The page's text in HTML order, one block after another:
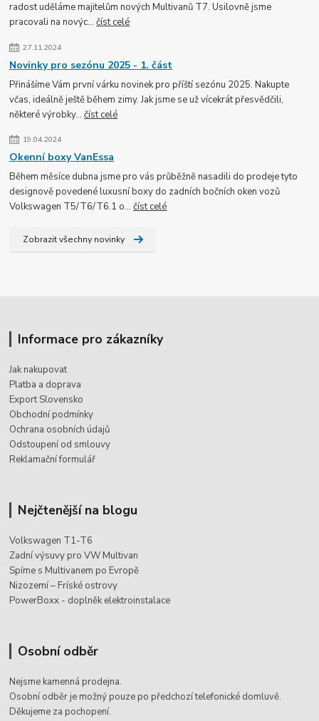
radost uděláme majitelům nových Multivanů T7. Usilovně jsme
pracovali na novýc...číst celé
27.11.2024
Novinky pro sezónu 2025 - 1. část
Přinášíme Vám první várku novinek pro příští sezónu 2025. Nakupte
včas, ideálně ještě během zimy. Jak jsme se už vícekrát přesvědčili,
některé výrobky...číst celé
19.04.2024
Okenní boxy VanEssa
Během měsíce dubna jsme pro vás průběžně nasadili do prodeje tyto
designově povedené luxusní boxy do zadních bočních oken vozů
Volkswagen T5/T6/T6.1 o...číst celé
Zobrazit všechny novinky
Informace pro zákazníky
Jak nakupovat
Platba a doprava
Export Slovensko
Obchodní podmínky
Ochrana osobních údajů
Odstoupení od smlouvy
Reklamační formulář
Nejčtenější na blogu
Volkswagen T1-T6
Zadní výsuvy pro VW Multivan
Spíme s Multivanem po Evropě
Nizozemí – Fríské ostrovy
PowerBoxx - doplněk elektroinstalace
Osobní odběr
Nejsme kamenná prodejna.
Osobní odběr je možný pouze po předchozí telefonické domluvě.
Děkujeme za pochopení.